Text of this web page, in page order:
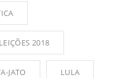
2018
JATO LULA